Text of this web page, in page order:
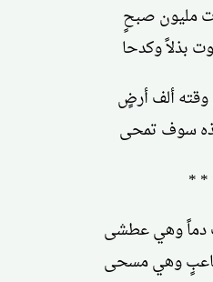
مليون صبحٍ
بذلاً وكدحا
ألف أرضٍ
سوف تمحى
*
دماً وهي عطشى
وهي مسحى